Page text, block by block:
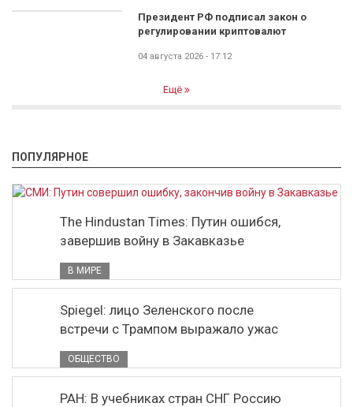
Президент РФ подписал закон о
регулировании криптовалют
04 августа 2026 - 17:12
Ещё
ПОПУЛЯРНОЕ
The Hindustan Times: Путин ошибся,
завершив войну в Закавказье
В МИРЕ
Spiegel: лицо Зеленского после
встречи с Трампом выражало ужас
ОБЩЕСТВО
РАН: В учебниках стран СНГ Россию